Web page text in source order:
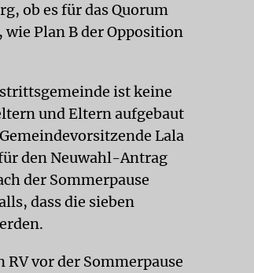
ob es für das Quorum
Plan B der Opposition
ist keine
und Eltern aufgebaut
Lala
den Neuwahl-Antrag
der Sommerpause
dass die sieben
vor der Sommerpause